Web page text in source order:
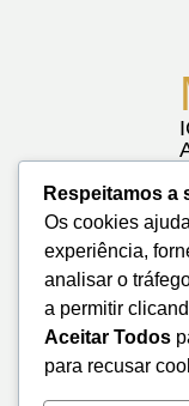
Respeitamos a
Os cookies
experiência,
analisar o
a permitir
Aceitar Todos
para recusar